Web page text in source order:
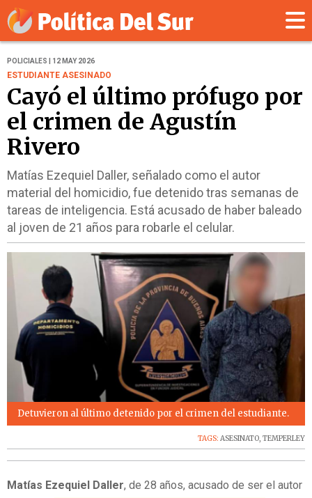
POLICIALES | 12 MAY 2026
ESTUDIANTE ASESINADO
Cayó el último prófugo por
el crimen de Agustín
Rivero
Matías Ezequiel Daller, señalado como el autor
material del homicidio, fue detenido tras semanas de
tareas de inteligencia. Está acusado de haber baleado
al joven de 21 años para robarle el celular.
Detuvieron al último detenido por el crimen del estudiante.
TAGS: ASESINATO, TEMPERLEY
Matías Ezequiel Daller, de 28 años, acusado de ser el autor